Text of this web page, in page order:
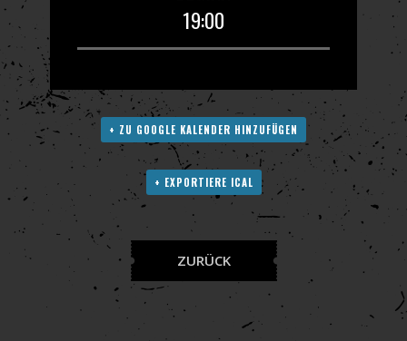
19:00
+ ZU GOOGLE KALENDER HINZUFÜGEN
+ EXPORTIERE ICAL
ZURÜCK